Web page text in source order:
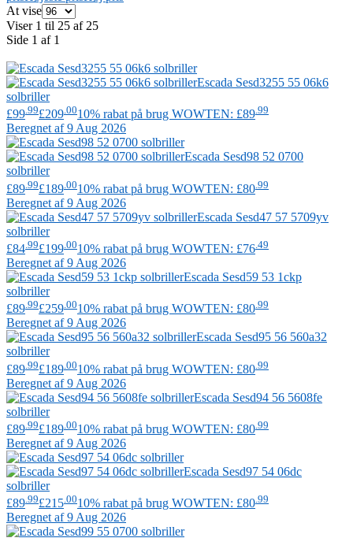
At vise
Viser 1 til 25 af 25
Side 1 af 1
Escada Sesd3255 55 06k6
solbriller
£99 .99£209 .0010% rabat på brug WOWTEN: £89 .99
Beregnet af 9 Aug 2026
Escada Sesd98 52 0700
solbriller
£89 .99£189 .0010% rabat på brug WOWTEN: £80 .99
Beregnet af 9 Aug 2026
Escada Sesd47 57 5709yv
solbriller
£84 .99£199 .0010% rabat på brug WOWTEN: £76 .49
Beregnet af 9 Aug 2026
Escada Sesd59 53 1ckp
solbriller
£89 .99£259 .0010% rabat på brug WOWTEN: £80 .99
Beregnet af 9 Aug 2026
Escada Sesd95 56 560a32
solbriller
£89 .99£189 .0010% rabat på brug WOWTEN: £80 .99
Beregnet af 9 Aug 2026
Escada Sesd94 56 5608fe
solbriller
£89 .99£189 .0010% rabat på brug WOWTEN: £80 .99
Beregnet af 9 Aug 2026
Escada Sesd97 54 06dc
solbriller
£89 .99£215 .0010% rabat på brug WOWTEN: £80 .99
Beregnet af 9 Aug 2026